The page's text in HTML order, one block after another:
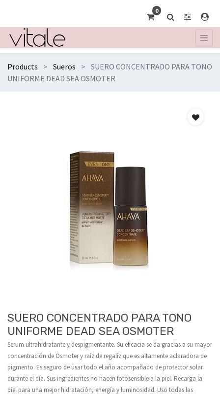
0
Products Sueros
SUERO CONCENTRADO PARA TONO
UNIFORME DEAD SEA OSMOTER
SUERO CONCENTRADO PARA TONO
UNIFORME DEAD SEA OSMOTER
Serum ultrahidratante y despigmentante. Su eficacia se da gracias a su mayor
concentración de Osmoter y raíz de regalíz que es altamente aclaradora de
pigmento. Es seguro de usar todo el año acompañado de protector solar
durante el día. Sus ingredientes no hacen fotosensible a la piel. Recarga la
piel para una mejor hidratación, energía y luminosidad. Uso todas las